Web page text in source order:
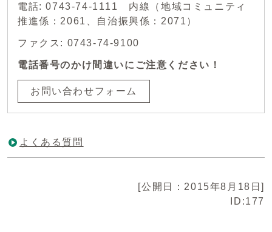
電話: 0743-74-1111 内線（地域コミュニティ
推進係：2061、自治振興係：2071）
ファクス: 0743-74-9100
電話番号のかけ間違いにご注意ください！
お問い合わせフォーム
よくある質問
[公開日：2015年8月18日]
ID:177